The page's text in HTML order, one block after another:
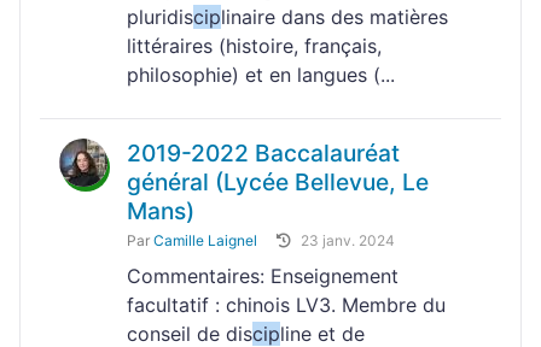
pluridisciplinaire dans des matières
littéraires (histoire, français,
philosophie) et en langues (...
2019-2022 Baccalauréat
général (Lycée Bellevue, Le
Mans)
Par Camille Laignel 23 janv. 2024
Commentaires: Enseignement
facultatif : chinois LV3. Membre du
conseil de discipline et de